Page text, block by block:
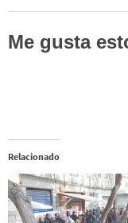
Me gusta
Relacionado